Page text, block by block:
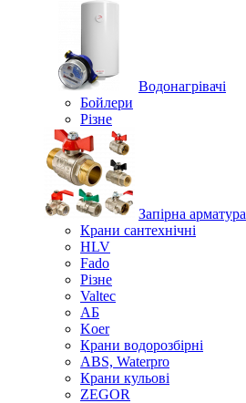
Водонагрівачі
Бойлери
Різне
Запірна арматура
Крани сантехнічні
HLV
Fado
Різне
Valtec
АБ
Koer
Крани водорозбірні
ABS, Waterpro
Крани кульові
ZEGOR